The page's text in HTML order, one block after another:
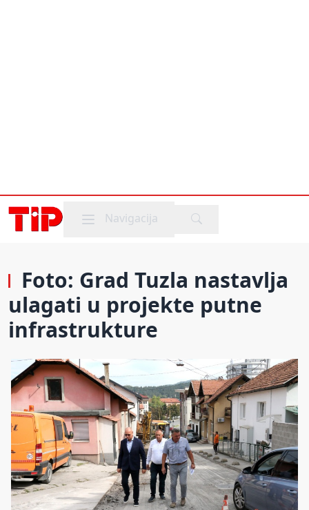
Mobile menu
Navigacija
Foto: Grad Tuzla nastavlja
ulagati u projekte putne
infrastrukture